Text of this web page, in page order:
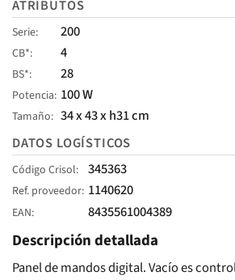
ATRIBUTOS
Serie 200
CB* 4
BS* 28
Potencia 100 W
Tamaño
34 x 43 x h31 cm
DATOS LOGÍSTICOS
Código Crisol 345363
Ref. proveedor 1140620
EAN 8435561004389
Descripción detallada
Panel de mandos digital. Vacío es